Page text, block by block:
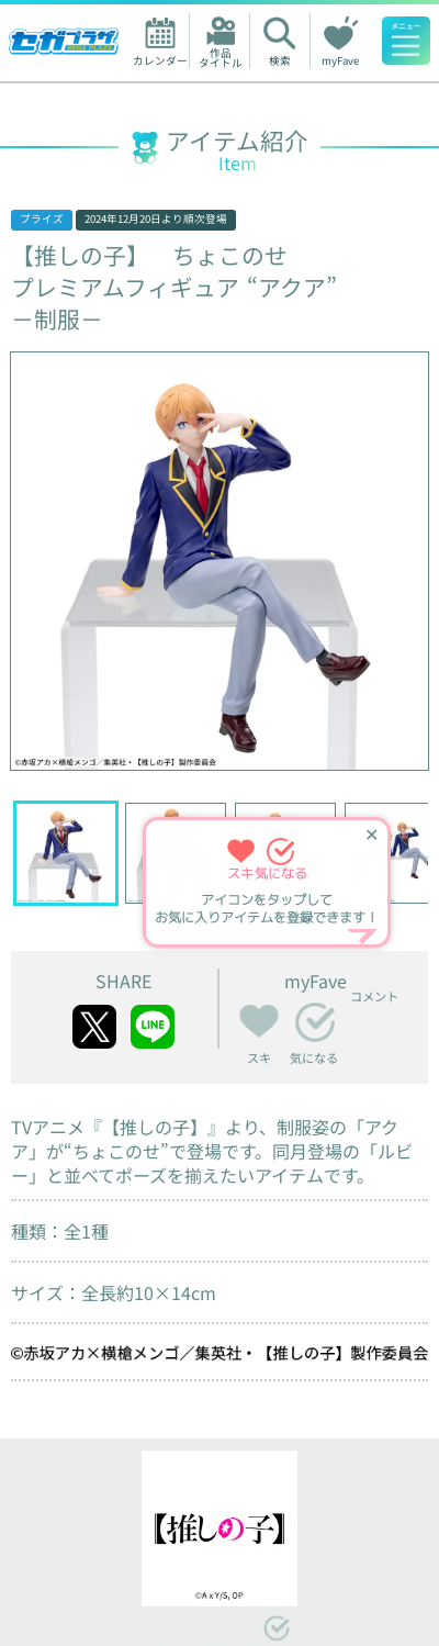
カレンダー 作品
タイトル 検索 myFave
人気ワード
アイテム紹介
Item
プライズ 2024年12月20日 より順次登場
【推しの子】
ちょこのせ
プレミアムフィギュア “アクア”
－制服－
✕
スキ気になる
アイコンをタップして
お気に入りアイテムを登録できます！
SHARE myFave
スキ 気になる
コメント
TVアニメ『 【推しの子】 』より、制服姿の「アク
ア」が“ちょこのせ”で登場です。同月登場の「ルビ
ー」と並べてポーズを揃えたいアイテムです。
種類：全1種
サイズ：全長約10×14cm